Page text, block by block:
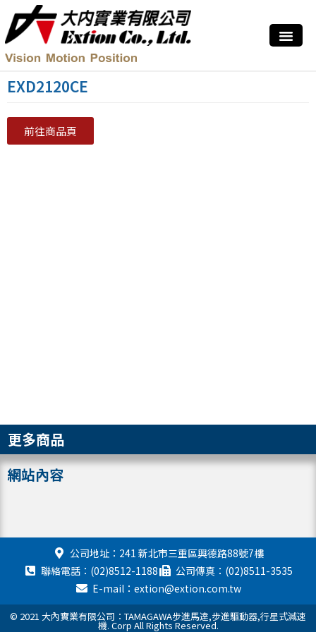
EXD2120CE
前往商品頁
更多商品
網站內容
公司地址：241 新北市三重區興德路88號7樓
聯絡電話：(02)8512-1188
公司傳真：(02)8511-3535
E-mail：extion@extion.com.tw
© 2021 大內實業有限公司：TAMAGAWA步進馬達,步進驅動器,行星式減速
機. Corp All Rights Reserved.